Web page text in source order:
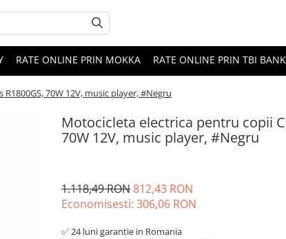
RATE ONLINE PRIN MOKKA RATE ONLINE PRIN TBI BANK
70W 12V, music player, #Negru
Motocicleta electrica pentru copii
70W 12V, music player, #Negru
1.118,49 RON812,43 RON
Economisesti: 306,06 RON
✅ 24 luni garantie in Romania